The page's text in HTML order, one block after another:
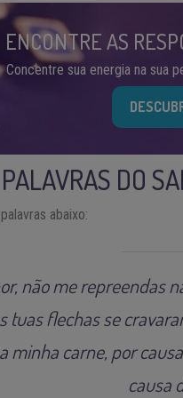
ENCONTRE AS
Concentre sua energia na sua
DO
abaixo:
não me repreendas
tuas flechas se
minha carne, por
causa